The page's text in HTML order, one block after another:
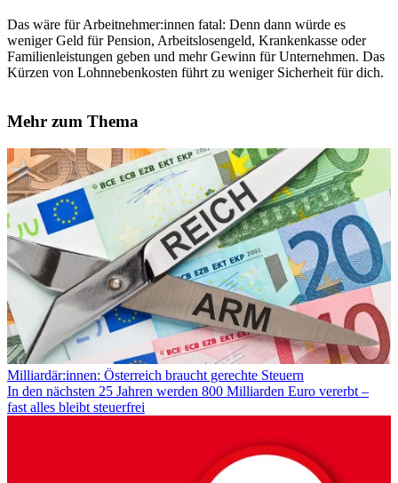
Das wäre für Arbeitnehmer:innen fatal: Denn dann würde es
weniger Geld für Pension, Arbeitslosengeld, Krankenkasse oder
Familienleistungen geben und mehr Gewinn für Unternehmen. Das
Kürzen von Lohnnebenkosten führt zu weniger Sicherheit für dich.
Mehr zum Thema
Milliardär:innen: Österreich braucht gerechte Steuern
In den nächsten 25 Jahren werden 800 Milliarden Euro vererbt –
fast alles bleibt steuerfrei